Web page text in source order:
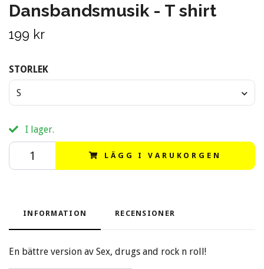
Dansbandsmusik - T shirt
199 kr
STORLEK
S
I lager.
LÄGG I VARUKORGEN
INFORMATION RECENSIONER
En bättre version av Sex, drugs and rock n roll!